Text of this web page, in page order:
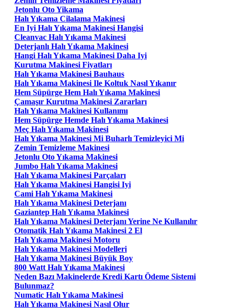
Jetonlu Oto Yikama
Halı Yıkama Cilalama Makinesi
En Iyi Halı Yıkama Makinesi Hangisi
Cleanvac Halı Yıkama Makinesi
Deterjanlı Halı Yıkama Makinesi
Hangi Halı Yıkama Makinesi Daha Iyi
Kurutma Makinesi Fiyatları
Halı Yıkama Makinesi Bauhaus
Halı Yıkama Makinesi Ile Koltuk Nasıl Yıkanır
Hem Süpürge Hem Halı Yıkama Makinesi
Çamaşır Kurutma Makinesi Zararları
Halı Yıkama Makinesi Kullanımı
Hem Süpürge Hemde Halı Yıkama Makinesi
Meç Halı Yıkama Makinesi
Halı Yıkama Makinesi Mi Buharlı Temizleyici Mi
Zemin Temizleme Makinesi
Jetonlu Oto Yıkama Makinesi
Jumbo Halı Yıkama Makinesi
Halı Yıkama Makinesi Parçaları
Halı Yıkama Makinesi Hangisi Iyi
Cami Halı Yıkama Makinesi
Halı Yıkama Makinesi Deterjanı
Gaziantep Halı Yıkama Makinesi
Halı Yıkama Makinesi Deterjanı Yerine Ne Kullanılır
Otomatik Halı Yıkama Makinesi 2 El
Halı Yıkama Makinesi Motoru
Halı Yıkama Makinesi Modelleri
Halı Yıkama Makinesi Büyük Boy
800 Watt Halı Yıkama Makinesi
Neden Bazı Makinelerde Kredi Kartı Ödeme Sistemi
Bulunmaz?
Numatic Halı Yıkama Makinesi
Halı Yıkama Makinesi Nasıl Olur